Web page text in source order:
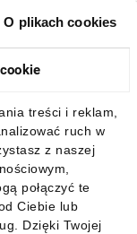
O plikach cookies
treści i reklam,
ruch w
z naszej
połączyć te
Ciebie lub
Dzięki Twojej